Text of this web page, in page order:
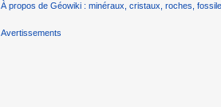
À propos de Géowiki : minéraux, cristaux, roches,
Avertissements